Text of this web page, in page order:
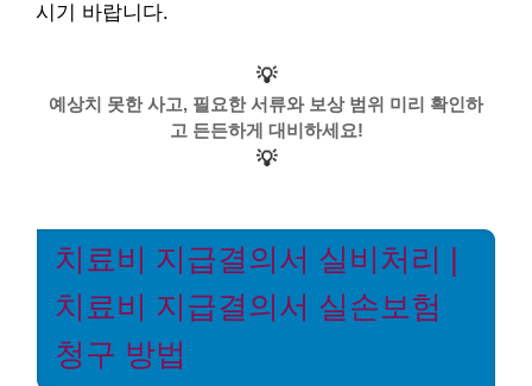
시기 바랍니다.
💡
예상치 못한 사고, 필요한 서류와 보상 범위 미리 확인하
고 든든하게 대비하세요!
💡
치료비 지급결의서 실비처리 |
치료비 지급결의서 실손보험
청구 방법